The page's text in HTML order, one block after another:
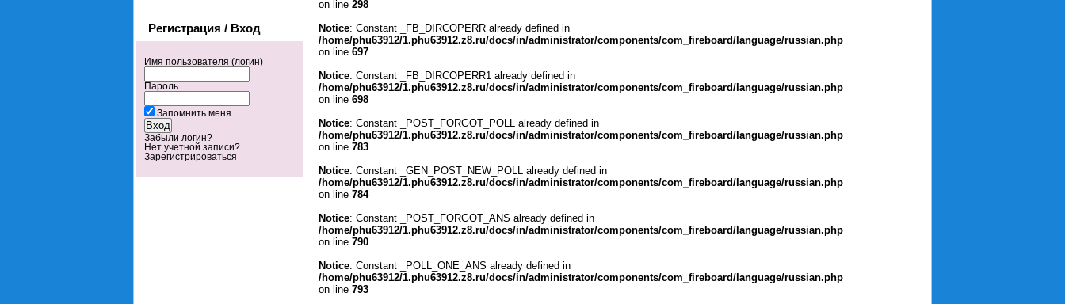
Регистрация / Вход
Имя пользователя (логин)
Пароль
Запомнить меня
Забыли логин?
Нет учетной записи?
Зарегистрироваться
on line 298
Notice: Constant _FB_DIRCOPERR already defined in
/home/phu63912/1.phu63912.z8.ru/docs/in/administrator/components/com_fireboard/language/russian.php
on line 697
Notice: Constant _FB_DIRCOPERR1 already defined in
/home/phu63912/1.phu63912.z8.ru/docs/in/administrator/components/com_fireboard/language/russian.php
on line 698
Notice: Constant _POST_FORGOT_POLL already defined in
/home/phu63912/1.phu63912.z8.ru/docs/in/administrator/components/com_fireboard/language/russian.php
on line 783
Notice: Constant _GEN_POST_NEW_POLL already defined in
/home/phu63912/1.phu63912.z8.ru/docs/in/administrator/components/com_fireboard/language/russian.php
on line 784
Notice: Constant _POST_FORGOT_ANS already defined in
/home/phu63912/1.phu63912.z8.ru/docs/in/administrator/components/com_fireboard/language/russian.php
on line 790
Notice: Constant _POLL_ONE_ANS already defined in
/home/phu63912/1.phu63912.z8.ru/docs/in/administrator/components/com_fireboard/language/russian.php
on line 793